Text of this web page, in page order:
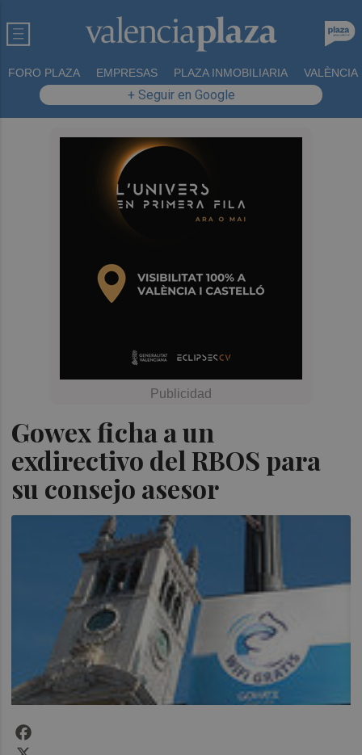
FORO PLAZA EMPRESAS PLAZA INMOBILIARIA VALÈNCIA
+ Seguir en Google
Gowex ficha a un
exdirectivo del RBOS para
su consejo asesor